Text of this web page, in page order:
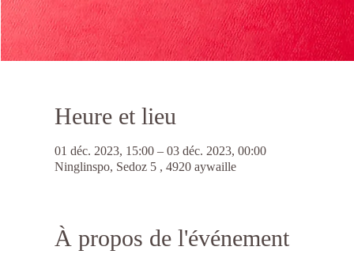
Heure et lieu
01 déc. 2023, 15:00 – 03 déc. 2023, 00:00
Ninglinspo, Sedoz 5 , 4920 aywaille
À propos de l'événement